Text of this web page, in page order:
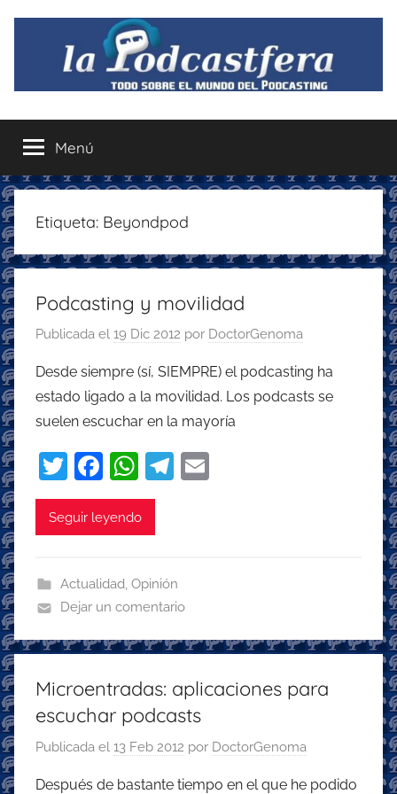
contenido
La
Podcastfera
el
mundo
del
podcasting
recomendaciones
disfrutar
podcastfera
Menú
Etiqueta: Beyondpod
Podcasting y movilidad
Publicada el 19 Dic 2012 por DoctorGenoma
Desde siempre (sí, SIEMPRE) el podcasting ha
estado ligado a la movilidad. Los podcasts se
suelen escuchar en la mayoría
T
w
itt
F
a
c
b
o
o
k
W
h
at
A
p
p
T
a
m
Seguir leyendo
Actualidad, Opinión
Dejar un comentario
Microentradas: aplicaciones para
escuchar podcasts
Publicada el 13 Feb 2012 por DoctorGenoma
Después de bastante tiempo en el que he podido